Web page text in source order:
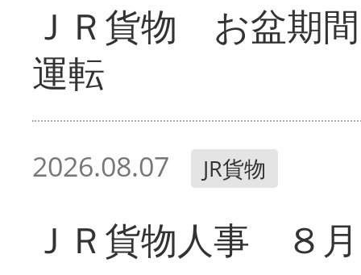
ＪＲ貨物 お盆期
運転
2026.08.07 JR貨物
ＪＲ貨物人事 ８